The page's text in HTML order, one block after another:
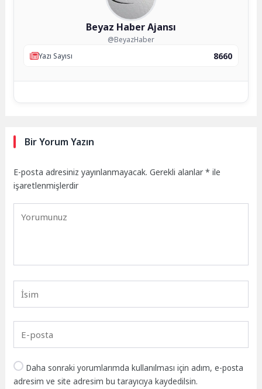
Beyaz Haber Ajansı
@BeyazHaber
Yazı Sayısı
8660
Bir Yorum Yazın
E-posta adresiniz yayınlanmayacak. Gerekli alanlar* ile
işaretlenmişlerdir
Daha sonraki yorumlarımda kullanılması için adım, e-posta
adresim ve site adresim bu tarayıcıya kaydedilsin.